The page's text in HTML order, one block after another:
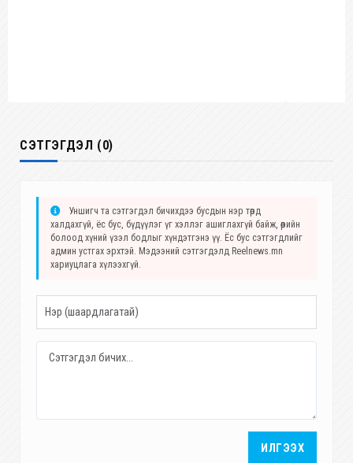
СЭТГЭГДЭЛ (0)
Уншигч та сэтгэгдэл бичихдээ бусдын нэр төрд
халдахгүй, ёс бус, бүдүүлэг үг хэллэг ашиглахгүй байж, өөрийн
болоод хүний үзэл бодлыг хүндэтгэнэ үү. Ёс бус сэтгэгдлийг
админ устгах эрхтэй. Мэдээний сэтгэгдэлд Reelnews.mn
хариуцлага хүлээхгүй.
ИЛГЭЭХ